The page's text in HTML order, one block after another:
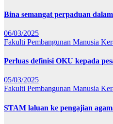
Bina semangat perpaduan
06/03/2025
Fakulti Pembangunan Manusia
Perluas definisi OKU kepada
05/03/2025
Fakulti Pembangunan Manusia
STAM laluan ke pengajian